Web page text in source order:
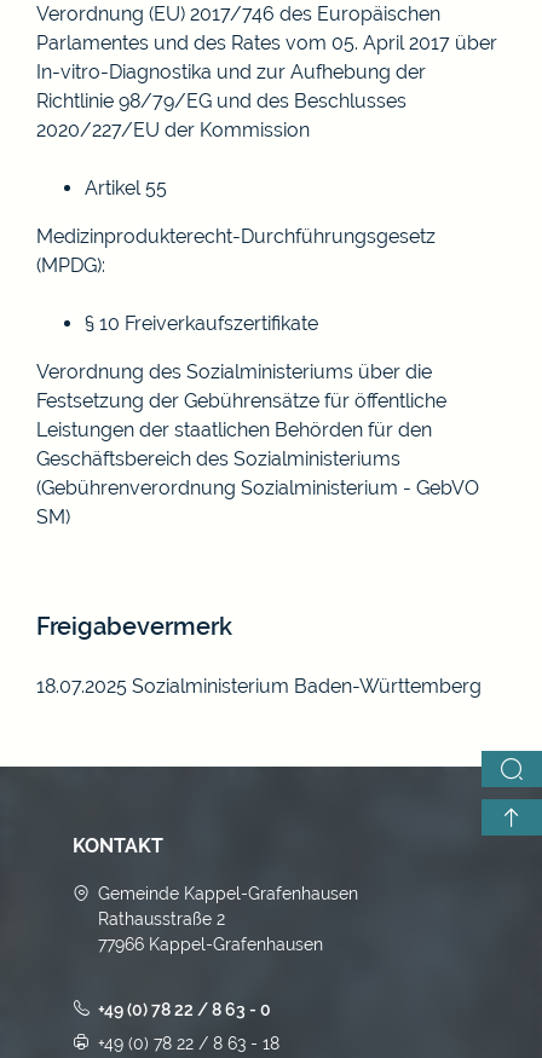
Verordnung (EU) 2017/746 des Europäischen
Parlamentes und des Rates vom 05. April 2017 über
In-vitro-Diagnostika und zur Aufhebung der
Richtlinie 98/79/EG und des Beschlusses
2020/227/EU der Kommission
Artikel 55
Medizinprodukterecht-Durchführungsgesetz
(MPDG):
§ 10 Freiverkaufszertifikate
Verordnung des Sozialministeriums über die
Festsetzung der Gebührensätze für öffentliche
Leistungen der staatlichen Behörden für den
Geschäftsbereich des Sozialministeriums
(Gebührenverordnung Sozialministerium - GebVO
SM)
Freigabevermerk
18.07.2025 Sozialministerium Baden-Württemberg
KONTAKT
Gemeinde Kappel-Grafenhausen
Rathausstraße 2
77966 Kappel-Grafenhausen
+49 (0) 78 22 / 8 63 - 0
+49 (0) 78 22 / 8 63 - 18